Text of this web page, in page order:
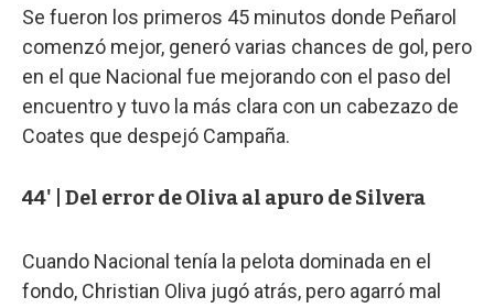
Se fueron los primeros 45 minutos donde Peñarol
comenzó mejor, generó varias chances de gol, pero
en el que Nacional fue mejorando con el paso del
encuentro y tuvo la más clara con un cabezazo de
Coates que despejó Campaña.
44' | Del error de Oliva al apuro de Silvera
Cuando Nacional tenía la pelota dominada en el
fondo, Christian Oliva jugó atrás, pero agarró mal